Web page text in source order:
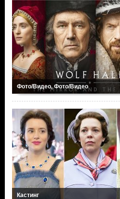
Фото/Видео, Фото/Видео
Кастинг